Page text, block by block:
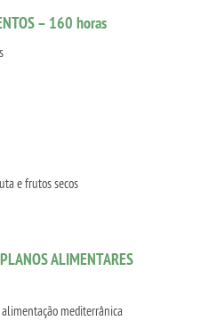
– 160 horas
e frutos secos
ALIMENTARES
mediterrânica